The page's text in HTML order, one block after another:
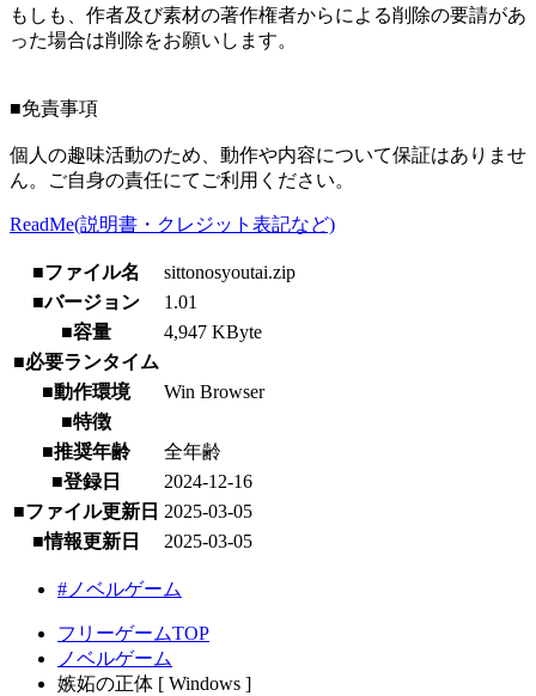
もしも、作者及び素材の著作権者からによる削除の要請があ
った場合は削除をお願いします。
■免責事項
個人の趣味活動のため、動作や内容について保証はありませ
ん。ご自身の責任にてご利用ください。
ReadMe(説明書・クレジット表記など)
■ファイル名
sittonosyoutai.zip
■バージョン
1.01
■容量
4,947 KByte
■必要ランタイム
■動作環境
Win Browser
■特徴
■推奨年齢
全年齢
■登録日
2024-12-16
■ファイル更新日 2025-03-05
■情報更新日
2025-03-05
#ノベルゲーム
フリーゲームTOP
ノベルゲーム
嫉妬の正体 [ Windows ]